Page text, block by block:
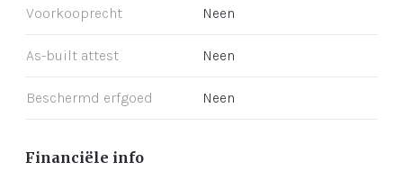
Voorkooprecht Neen
As-built attest Neen
Beschermd erfgoed Neen
Financiële info